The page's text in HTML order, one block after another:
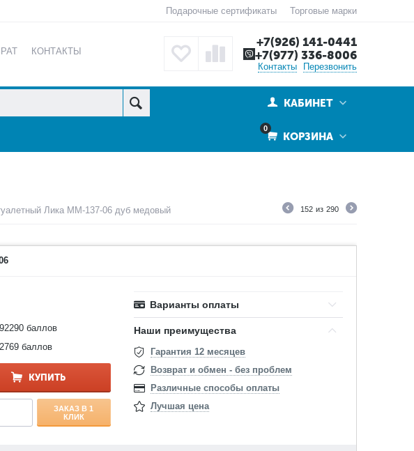
Подарочные сертификаты Торговые марки
КОНТАКТЫ
+7(926) 141-0441
+7(977) 336-8006
Контакты Перезвонить
КАБИНЕТ
0
КОРЗИНА
Лика ММ-137-06 дуб медовый 152 из 290
92290 баллов
2769 баллов
КУПИТЬ
ЗАКАЗ В 1
КЛИК
Варианты оплаты
Наши преимущества
Гарантия 12 месяцев
Возврат и обмен - без проблем
Различные способы оплаты
Лучшая цена